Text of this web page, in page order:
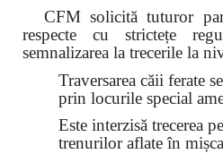
CFM solicită tuturor
respecte cu strictețe
semnalizarea la trecerile la
Traversarea căii ferate
prin locurile special
Este interzisă trecerea
trenurilor aflate în